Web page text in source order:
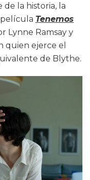
de la historia, la
Tenemos
Lynne Ramsay y
quien ejerce el
de Blythe.